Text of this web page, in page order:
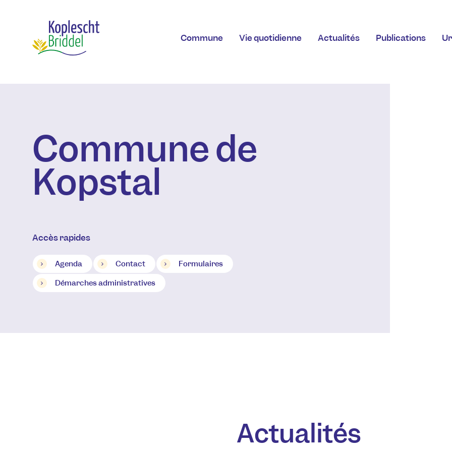
Commune Vie quotidienne Actualités Publications
Commune de
Kopstal
Accès rapides
Agenda Contact
Formulaires
Démarches administratives
Actualités